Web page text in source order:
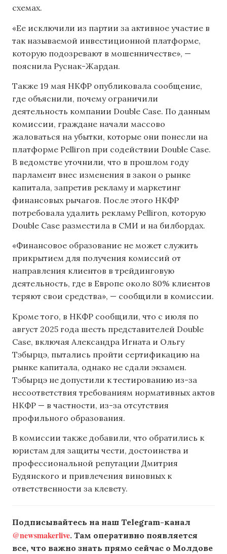
схемах.
«Ее исключили из партии за активное участие в
так называемой инвестиционной платформе,
которую подозревают в мошенничестве», —
пояснила Руснак-Жардан.
Также 19 мая НКФР опубликовала сообщение,
где объяснили, почему ограничили
деятельность компании Double Case. По данным
комиссии, граждане начали массово
жаловаться на убытки, которые они понесли на
платформе Pelliron при содействии Double Case.
В ведомстве уточнили, что в прошлом году
парламент внес изменения в закон о рынке
капитала, запретив рекламу и маркетинг
финансовых рычагов. После этого НКФР
потребовала удалить рекламу Pelliron, которую
Double Case разместила в СМИ и на билбордах.
«Финансовое образование не может служить
прикрытием для получения комиссий от
направления клиентов в трейдинговую
деятельность, где в Европе около 80% клиентов
теряют свои средства», — сообщили в комиссии.
Кроме того, в НКФР сообщили, что с июля по
август 2025 года шесть представителей Double
Case, включая Александра Игната и Ольгу
Тэбырцэ, пытались пройти сертификацию на
рынке капитала, однако не сдали экзамен.
Тэбырцэ не допустили к тестированию из-за
несоответствия требованиям нормативных актов
НКФР — в частности, из-за отсутствия
профильного образования.
В комиссии также добавили, что обратились к
юристам для защиты чести, достоинства и
профессиональной репутации Дмитрия
Будянского и привлечения виновных к
ответственности за клевету.
Подписывайтесь на наш Telegram-канал
@newsmakerlive. Там оперативно появляется
все, что важно знать прямо сейчас о Молдове